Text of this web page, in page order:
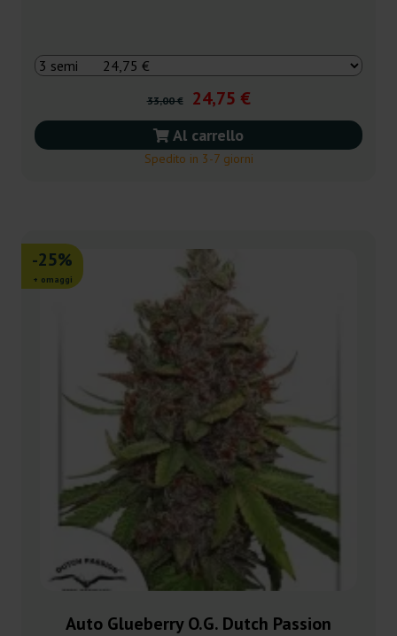
33,00 € 24,75 €
Al carrello
Spedito in 3-7 giorni
-25%
+ omaggi
Auto Glueberry O.G. Dutch Passion